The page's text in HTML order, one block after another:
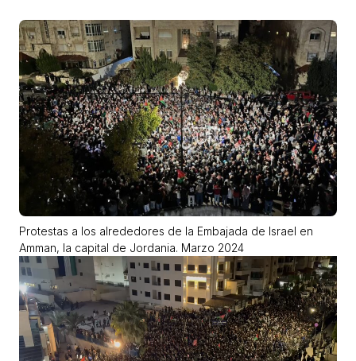
Protestas a los alrededores de la Embajada de Israel en
Amman, la capital de Jordania. Marzo 2024